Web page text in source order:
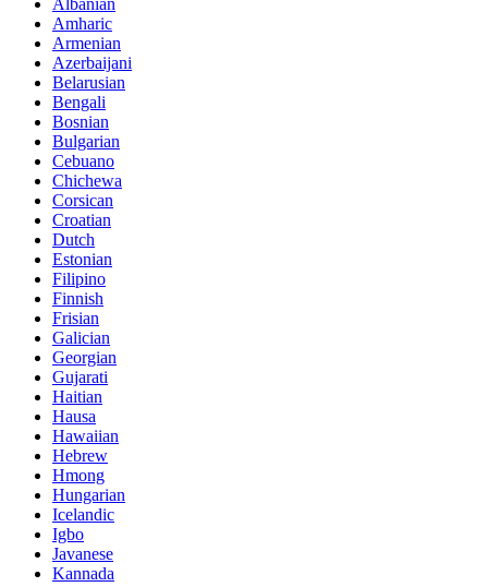
Amharic
Armenian
Azerbaijani
Belarusian
Bengali
Bosnian
Bulgarian
Cebuano
Chichewa
Corsican
Croatian
Dutch
Estonian
Filipino
Finnish
Frisian
Galician
Georgian
Gujarati
Haitian
Hausa
Hawaiian
Hebrew
Hmong
Hungarian
Icelandic
Igbo
Javanese
Kannada